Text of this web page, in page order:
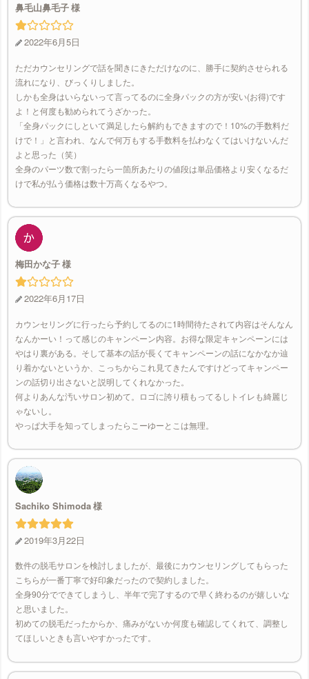
鼻毛山鼻毛子
2022年6月5日
ただカウンセリングで話を聞きにきただけなのに、勝手に契約させられる
流れになり、びっくりしました。
しかも全身はいらないって言ってるのに全身パックの方が安い(お得)です
よ！と何度も勧められてうざかった。
「全身パックにしといて満足したら解約もできますので！10%の手数料だ
けで！」と言われ、なんで何万もする手数料を払わなくてはいけないんだ
よと思った（笑）
全身のパーツ数で割ったら一箇所あたりの値段は単品価格より安くなるだ
けで私が払う価格は数十万高くなるやつ。
梅田かな子
2022年6月17日
カウンセリングに行ったら予約してるのに1時間待たされて内容はそんなん
なんかーい！って感じのキャンペーン内容。お得な限定キャンペーンには
やはり裏がある。そして基本の話が長くてキャンペーンの話になかなか辿
り着かないというか、こっちからこれ見てきたんですけどってキャンペー
ンの話切り出さないと説明してくれなかった。
何よりあんな汚いサロン初めて。ロゴに誇り積もってるしトイレも綺麗じ
ゃないし。
やっぱ大手を知ってしまったらこーゆーとこは無理。
Sachiko Shimoda
2019年3月22日
数件の脱毛サロンを検討しましたが、最後にカウンセリングしてもらった
こちらが一番丁寧で好印象だったので契約しました。
全身90分でできてしまうし、半年で完了するので早く終わるのが嬉しいな
と思いました。
初めての脱毛だったからか、痛みがないか何度も確認してくれて、調整し
てほしいときも言いやすかったです。